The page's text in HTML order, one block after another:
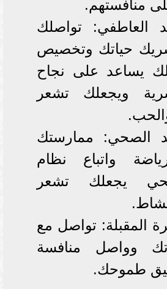
منافستهم.
العاطفي: تواصلك
شريك حياتك وتخصيص
يساعد على نجاح
ويجعلك تشعر
الصحي: ممارستك
واتباع نظام
يجعلك تشعر
المقبلة: تواصل مع
وواصل منافسة
طموحك.